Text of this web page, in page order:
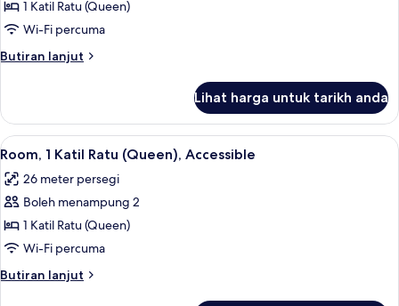
Sofa)
Family
Room,
1
Katil
(Queen),
Non
Smoking
1 Katil Ratu (Queen)
Wi-Fi percuma
Butiran lanjut
Butiran
Room,
Katil
(Queen),
Non
Lihat harga untuk tarikh anda
Lihat
semua
foto
untuk
Room,
1
Katil
Ratu
Room, 1 Katil Ratu (Queen),
4
Room, 1 Katil Ratu (Queen), Accessible
26 meter persegi
Boleh menampung 2
1 Katil Ratu (Queen)
Wi-Fi percuma
Butiran lanjut
Butiran